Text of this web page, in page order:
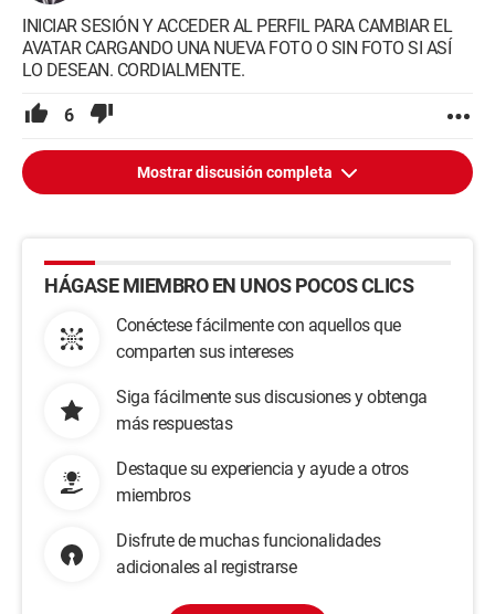
INICIAR SESIÓN Y ACCEDER AL PERFIL PARA CAMBIAR EL
AVATAR CARGANDO UNA NUEVA FOTO O SIN FOTO SI ASÍ
LO DESEAN. CORDIALMENTE.
6
Mostrar discusión completa
HÁGASE MIEMBRO EN UNOS POCOS CLICS
Conéctese fácilmente con aquellos que
comparten sus intereses
Siga fácilmente sus discusiones y obtenga
más respuestas
Destaque su experiencia y ayude a otros
miembros
Disfrute de muchas funcionalidades
adicionales al registrarse